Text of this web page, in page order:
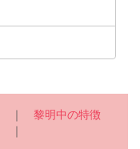
｜ 黎明中の特徴
｜